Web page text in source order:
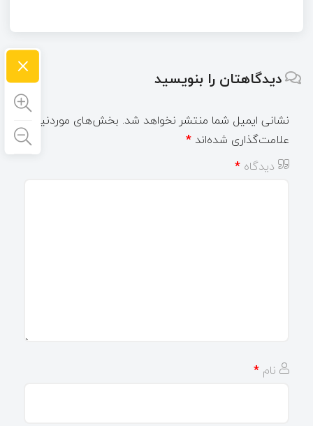
دیدگاهتان را بنویسید
نشانی ایمیل شما منتشر نخواهد شد. بخش‌های موردنیاز
علامت‌گذاری شده‌اند *
دیدگاه *
نام *
×